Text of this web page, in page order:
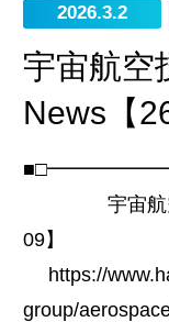
2026.3.2
宇宙航空
News【
宇宙航空技
09】
https://
group/